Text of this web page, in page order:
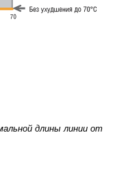
длины линии от